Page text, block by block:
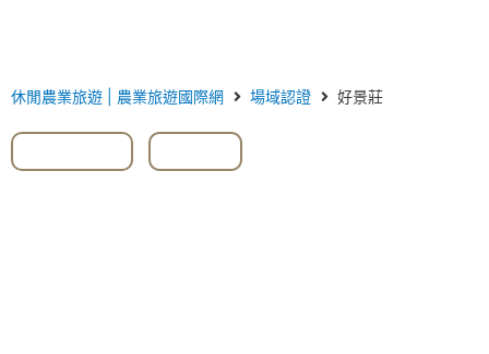
休閒農業旅遊 | 農業旅遊國際網 場域認證 好景莊